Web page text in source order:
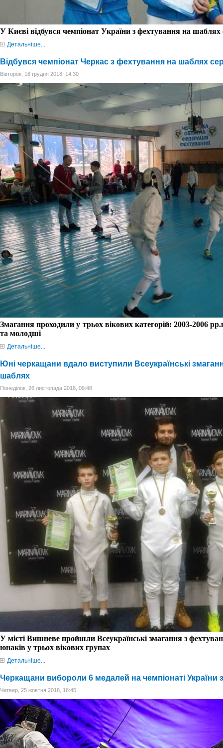
У Києві відбувся чемпіонат України з фехтування на шаблях
Детальніше...
Відбувся чемпіонат Черкас з фехтування на шаблях
Вівторок, 18 грудня 2018, 14:30
Змагання проходили у трьох вікових категорій: 2003-2006
та молодші
Детальніше...
Юні черкащани вдало виступили Всеукраїнські
шаблях
Понеділок, 26 листопада 2018, 09:48
У місті Вишневе пройшли Всеукраїнські змагання з
юнаків у трьох вікових групах
Детальніше...
Черкащани вибороли 6 медалей на чемпіонаті України
Четвер, 25 жовтня 2018, 16:45